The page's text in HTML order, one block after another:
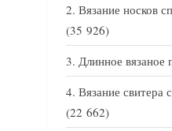
Вязание носков
(35 926)
Длинное вязаное
Вязание свитера
(22 662)